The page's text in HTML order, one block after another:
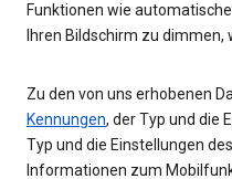
Funktionen wie
Ihren Bildschirm zu dimmen,
Zu den von uns erhobenen
Kennungen, der Typ und die
Typ und die Einstellungen
Informationen zum